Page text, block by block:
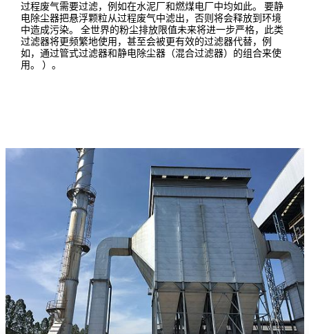
过程废气需要过滤，例如在水泥厂和燃煤电厂中均如此。 要静
电除尘器把悬浮颗粒从过程废气中滤出，否则将会释放到环境
中造成污染。 全世界的粉尘排放限值未来将进一步严格，此类
过滤器将更频繁地使用，甚至会被更有效的过滤器代替，例
如，通过管式过滤器和静电除尘器（混合过滤器）的组合来使
用。 ）。